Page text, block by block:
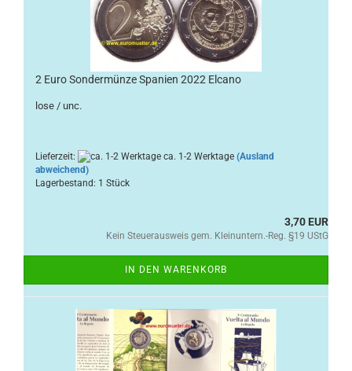
2 Euro Sondermünze Spanien 2022 Elcano
lose / unc.
Lieferzeit: ca. 1-2 Werktage (Ausland
abweichend)
Lagerbestand: 1 Stück
3,70 EUR
Kein Steuerausweis gem. Kleinuntern.-Reg. §19 UStG
IN DEN WARENKORB